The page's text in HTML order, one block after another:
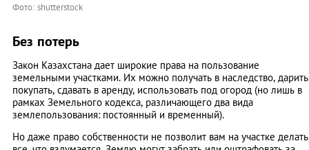
Фото: shutterstock
Без потерь
Закон Казахстана дает широкие права на пользование
земельными участками. Их можно получать в наследство,
покупать, сдавать в аренду, использовать под огород (но лишь в
рамках Земельного кодекса, различающего два вида
землепользования: постоянный и временный).
Но даже право собственности не позволит вам на участке делать